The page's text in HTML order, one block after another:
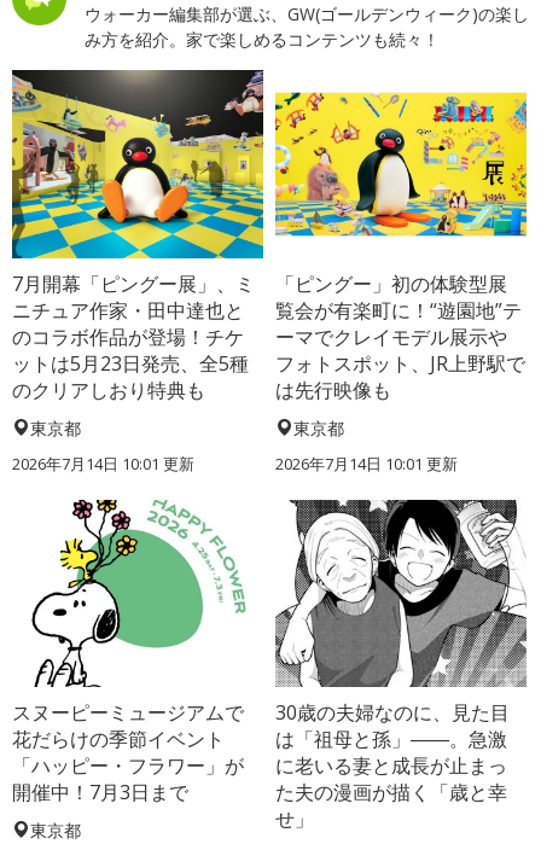
ウォーカー編集部が選ぶ、GW(ゴールデンウィーク)の楽し
み方を紹介。家で楽しめるコンテンツも続々！
7月開幕「ピングー展」、ミ
ニチュア作家・田中達也と
のコラボ作品が登場！チケ
ットは5月23日発売、全5種
のクリアしおり特典も
東京都
2026年7月14日 10:01 更新
「ピングー」初の体験型展
覧会が有楽町に！“遊園地”テ
ーマでクレイモデル展示や
フォトスポット、JR上野駅で
は先行映像も
東京都
2026年7月14日 10:01 更新
スヌーピーミュージアムで
花だらけの季節イベント
「ハッピー・フラワー」が
開催中！7月3日まで
東京都
30歳の夫婦なのに、見た目
は「祖母と孫」――。急激
に老いる妻と成長が止まっ
た夫の漫画が描く「歳と幸
せ」